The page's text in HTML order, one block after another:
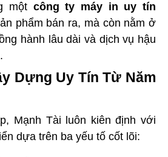
một công ty máy in uy tín
phẩm bán ra, mà còn nằm ở
hành lâu dài và dịch vụ hậu
Dựng Uy Tín Từ Năm
Mạnh Tài luôn kiên định với
dựa trên ba yếu tố cốt lõi: